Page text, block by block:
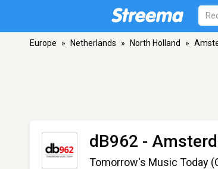
Europe » Netherlands » North Holland »
dB962 -
Tomorrow's Music Today